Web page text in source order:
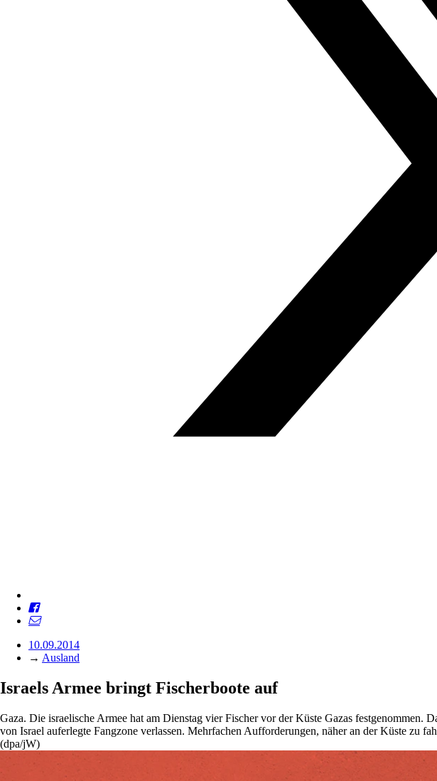
10.09.2014
→ Ausland
Israels Armee bringt Fischerboote auf
Gaza. Die israelische Armee hat am Dienstag vier Fischer vor der Küste Gazas festgenommen.
von Israel auferlegte Fangzone verlassen. Mehrfachen Aufforderungen, näher an der Küste zu
(dpa/jW)